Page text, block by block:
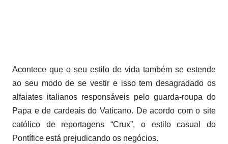
Acontece que o seu estilo de vida também se estende
ao seu modo de se vestir e isso tem desagradado os
alfaiates italianos responsáveis pelo guarda-roupa do
Papa e de cardeais do Vaticano. De acordo com o site
católico de reportagens “Crux”, o estilo casual do
Pontífice está prejudicando os negócios.